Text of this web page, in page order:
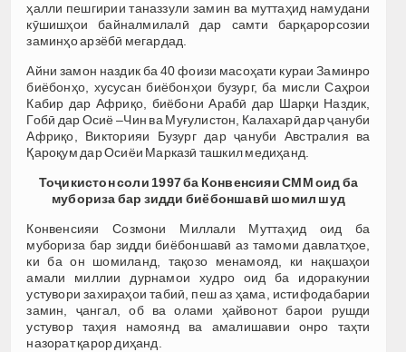
ҳалли пешгирии таназзули замин ва муттаҳид намудани
кӯшишҳои байналмилалӣ дар самти барқарорсозии
заминҳо арзёбӣ мегардад.
Айни замон наздик ба 40 фоизи масоҳати кураи Заминро
биёбонҳо, хусусан биёбонҳои бузург, ба мисли Саҳрои
Кабир дар Африқо, биёбони Арабӣ дар Шарқи Наздик,
Гобӣ дар Осиё –Чин ва Муғулистон, Калахарӣ дар ҷануби
Африқо, Викторияи Бузург дар ҷануби Австралия ва
Қароқум дар Осиёи Марказӣ ташкил медиҳанд.
Тоҷикистон соли 1997 ба Конвенсияи СММ оид ба
мубориза бар зидди биёбоншавӣ шомил шуд
Конвенсияи Созмони Миллали Муттаҳид оид ба
мубориза бар зидди биёбоншавӣ аз тамоми давлатҳое,
ки ба он шомиланд, тақозо менамояд, ки нақшаҳои
амали миллии дурнамои худро оид ба идоракунии
устувори захираҳои табиӣ, пеш аз ҳама, истифодабарии
замин, ҷангал, об ва олами ҳайвонот барои рушди
устувор таҳия намоянд ва амалишавии онро таҳти
назорат қарор диҳанд.